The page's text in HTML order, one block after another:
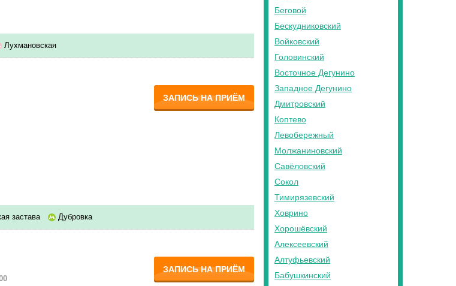
Лухмановская
ЗАПИСЬ НА ПРИЁМ
застава Дубровка
ЗАПИСЬ НА ПРИЁМ
Беговой
Бескудниковский
Войковский
Головинский
Восточное Дегунино
Западное Дегунино
Дмитровский
Коптево
Левобережный
Молжаниновский
Савёловский
Сокол
Тимирязевский
Ховрино
Хорошёвский
Алексеевский
Алтуфьевский
Бабушкинский